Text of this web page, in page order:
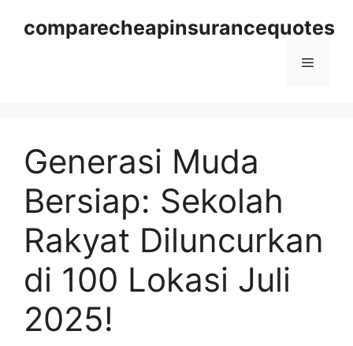
comparecheapinsurancequotes
Menu
Generasi Muda
Bersiap: Sekolah
Rakyat Diluncurkan
di 100 Lokasi Juli
2025!